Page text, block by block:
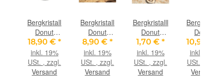
Bergkristall
Donut
Edelstein
50 mm (7
mm stark)
18,90 € *
inkl. 19%
USt. , zzgl.
Versand
Bergkristall
Donut
Edelstein
30 mm (6
mm stark) -
Sonderqualität
8,90 € *
inkl. 19%
USt. , zzgl.
Versand
Bergkristalll
Donut
Edelstein 9-
10 mm (3
mm stark)
1,70 € *
inkl. 19%
USt. , zzgl.
Versand
Donut
Edelstein
37 - 40
(5-7 mm
stark)
10,90 €
inkl. 19%
USt. ,
Versand